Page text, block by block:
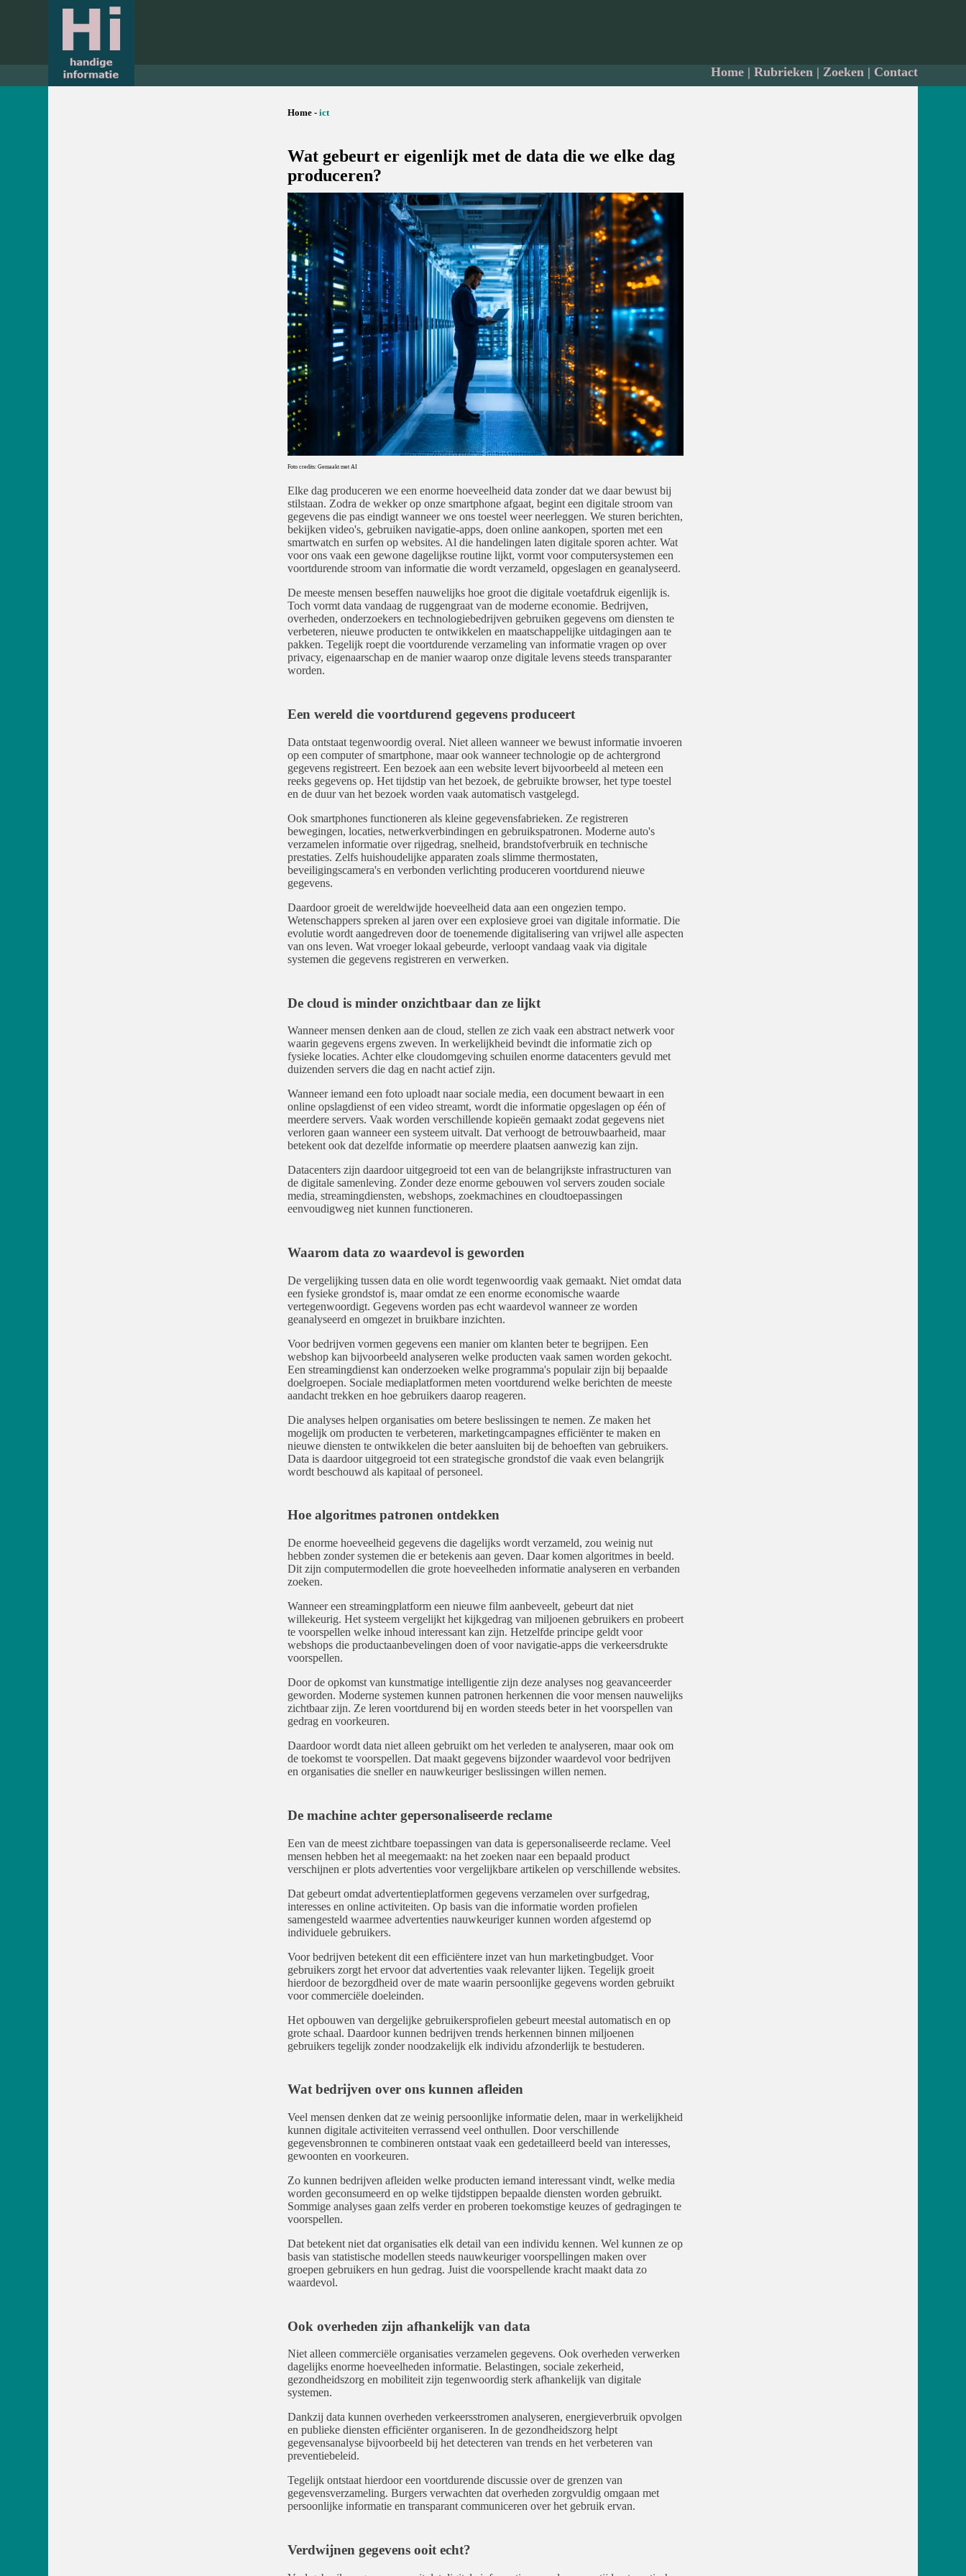
Home| Rubrieken| Zoeken| Contact
Home - ict
Wat gebeurt er eigenlijk met de data die we elke dag
produceren?
Foto credits: Gemaakt met AI
Elke dag produceren we een enorme hoeveelheid data zonder dat we daar bewust bij
stilstaan. Zodra de wekker op onze smartphone afgaat, begint een digitale stroom van
gegevens die pas eindigt wanneer we ons toestel weer neerleggen. We sturen berichten,
bekijken video's, gebruiken navigatie-apps, doen online aankopen, sporten met een
smartwatch en surfen op websites. Al die handelingen laten digitale sporen achter. Wat
voor ons vaak een gewone dagelijkse routine lijkt, vormt voor computersystemen een
voortdurende stroom van informatie die wordt verzameld, opgeslagen en geanalyseerd.
De meeste mensen beseffen nauwelijks hoe groot die digitale voetafdruk eigenlijk is.
Toch vormt data vandaag de ruggengraat van de moderne economie. Bedrijven,
overheden, onderzoekers en technologiebedrijven gebruiken gegevens om diensten te
verbeteren, nieuwe producten te ontwikkelen en maatschappelijke uitdagingen aan te
pakken. Tegelijk roept die voortdurende verzameling van informatie vragen op over
privacy, eigenaarschap en de manier waarop onze digitale levens steeds transparanter
worden.
Een wereld die voortdurend gegevens produceert
Data ontstaat tegenwoordig overal. Niet alleen wanneer we bewust informatie invoeren
op een computer of smartphone, maar ook wanneer technologie op de achtergrond
gegevens registreert. Een bezoek aan een website levert bijvoorbeeld al meteen een
reeks gegevens op. Het tijdstip van het bezoek, de gebruikte browser, het type toestel
en de duur van het bezoek worden vaak automatisch vastgelegd.
Ook smartphones functioneren als kleine gegevensfabrieken. Ze registreren
bewegingen, locaties, netwerkverbindingen en gebruikspatronen. Moderne auto's
verzamelen informatie over rijgedrag, snelheid, brandstofverbruik en technische
prestaties. Zelfs huishoudelijke apparaten zoals slimme thermostaten,
beveiligingscamera's en verbonden verlichting produceren voortdurend nieuwe
gegevens.
Daardoor groeit de wereldwijde hoeveelheid data aan een ongezien tempo.
Wetenschappers spreken al jaren over een explosieve groei van digitale informatie. Die
evolutie wordt aangedreven door de toenemende digitalisering van vrijwel alle aspecten
van ons leven. Wat vroeger lokaal gebeurde, verloopt vandaag vaak via digitale
systemen die gegevens registreren en verwerken.
De cloud is minder onzichtbaar dan ze lijkt
Wanneer mensen denken aan de cloud, stellen ze zich vaak een abstract netwerk voor
waarin gegevens ergens zweven. In werkelijkheid bevindt die informatie zich op
fysieke locaties. Achter elke cloudomgeving schuilen enorme datacenters gevuld met
duizenden servers die dag en nacht actief zijn.
Wanneer iemand een foto uploadt naar sociale media, een document bewaart in een
online opslagdienst of een video streamt, wordt die informatie opgeslagen op één of
meerdere servers. Vaak worden verschillende kopieën gemaakt zodat gegevens niet
verloren gaan wanneer een systeem uitvalt. Dat verhoogt de betrouwbaarheid, maar
betekent ook dat dezelfde informatie op meerdere plaatsen aanwezig kan zijn.
Datacenters zijn daardoor uitgegroeid tot een van de belangrijkste infrastructuren van
de digitale samenleving. Zonder deze enorme gebouwen vol servers zouden sociale
media, streamingdiensten, webshops, zoekmachines en cloudtoepassingen
eenvoudigweg niet kunnen functioneren.
Waarom data zo waardevol is geworden
De vergelijking tussen data en olie wordt tegenwoordig vaak gemaakt. Niet omdat data
een fysieke grondstof is, maar omdat ze een enorme economische waarde
vertegenwoordigt. Gegevens worden pas echt waardevol wanneer ze worden
geanalyseerd en omgezet in bruikbare inzichten.
Voor bedrijven vormen gegevens een manier om klanten beter te begrijpen. Een
webshop kan bijvoorbeeld analyseren welke producten vaak samen worden gekocht.
Een streamingdienst kan onderzoeken welke programma's populair zijn bij bepaalde
doelgroepen. Sociale mediaplatformen meten voortdurend welke berichten de meeste
aandacht trekken en hoe gebruikers daarop reageren.
Die analyses helpen organisaties om betere beslissingen te nemen. Ze maken het
mogelijk om producten te verbeteren, marketingcampagnes efficiënter te maken en
nieuwe diensten te ontwikkelen die beter aansluiten bij de behoeften van gebruikers.
Data is daardoor uitgegroeid tot een strategische grondstof die vaak even belangrijk
wordt beschouwd als kapitaal of personeel.
Hoe algoritmes patronen ontdekken
De enorme hoeveelheid gegevens die dagelijks wordt verzameld, zou weinig nut
hebben zonder systemen die er betekenis aan geven. Daar komen algoritmes in beeld.
Dit zijn computermodellen die grote hoeveelheden informatie analyseren en verbanden
zoeken.
Wanneer een streamingplatform een nieuwe film aanbeveelt, gebeurt dat niet
willekeurig. Het systeem vergelijkt het kijkgedrag van miljoenen gebruikers en probeert
te voorspellen welke inhoud interessant kan zijn. Hetzelfde principe geldt voor
webshops die productaanbevelingen doen of voor navigatie-apps die verkeersdrukte
voorspellen.
Door de opkomst van kunstmatige intelligentie zijn deze analyses nog geavanceerder
geworden. Moderne systemen kunnen patronen herkennen die voor mensen nauwelijks
zichtbaar zijn. Ze leren voortdurend bij en worden steeds beter in het voorspellen van
gedrag en voorkeuren.
Daardoor wordt data niet alleen gebruikt om het verleden te analyseren, maar ook om
de toekomst te voorspellen. Dat maakt gegevens bijzonder waardevol voor bedrijven
en organisaties die sneller en nauwkeuriger beslissingen willen nemen.
De machine achter gepersonaliseerde reclame
Een van de meest zichtbare toepassingen van data is gepersonaliseerde reclame. Veel
mensen hebben het al meegemaakt: na het zoeken naar een bepaald product
verschijnen er plots advertenties voor vergelijkbare artikelen op verschillende websites.
Dat gebeurt omdat advertentieplatformen gegevens verzamelen over surfgedrag,
interesses en online activiteiten. Op basis van die informatie worden profielen
samengesteld waarmee advertenties nauwkeuriger kunnen worden afgestemd op
individuele gebruikers.
Voor bedrijven betekent dit een efficiëntere inzet van hun marketingbudget. Voor
gebruikers zorgt het ervoor dat advertenties vaak relevanter lijken. Tegelijk groeit
hierdoor de bezorgdheid over de mate waarin persoonlijke gegevens worden gebruikt
voor commerciële doeleinden.
Het opbouwen van dergelijke gebruikersprofielen gebeurt meestal automatisch en op
grote schaal. Daardoor kunnen bedrijven trends herkennen binnen miljoenen
gebruikers tegelijk zonder noodzakelijk elk individu afzonderlijk te bestuderen.
Wat bedrijven over ons kunnen afleiden
Veel mensen denken dat ze weinig persoonlijke informatie delen, maar in werkelijkheid
kunnen digitale activiteiten verrassend veel onthullen. Door verschillende
gegevensbronnen te combineren ontstaat vaak een gedetailleerd beeld van interesses,
gewoonten en voorkeuren.
Zo kunnen bedrijven afleiden welke producten iemand interessant vindt, welke media
worden geconsumeerd en op welke tijdstippen bepaalde diensten worden gebruikt.
Sommige analyses gaan zelfs verder en proberen toekomstige keuzes of gedragingen te
voorspellen.
Dat betekent niet dat organisaties elk detail van een individu kennen. Wel kunnen ze op
basis van statistische modellen steeds nauwkeuriger voorspellingen maken over
groepen gebruikers en hun gedrag. Juist die voorspellende kracht maakt data zo
waardevol.
Ook overheden zijn afhankelijk van data
Niet alleen commerciële organisaties verzamelen gegevens. Ook overheden verwerken
dagelijks enorme hoeveelheden informatie. Belastingen, sociale zekerheid,
gezondheidszorg en mobiliteit zijn tegenwoordig sterk afhankelijk van digitale
systemen.
Dankzij data kunnen overheden verkeersstromen analyseren, energieverbruik opvolgen
en publieke diensten efficiënter organiseren. In de gezondheidszorg helpt
gegevensanalyse bijvoorbeeld bij het detecteren van trends en het verbeteren van
preventiebeleid.
Tegelijk ontstaat hierdoor een voortdurende discussie over de grenzen van
gegevensverzameling. Burgers verwachten dat overheden zorgvuldig omgaan met
persoonlijke informatie en transparant communiceren over het gebruik ervan.
Verdwijnen gegevens ooit echt?